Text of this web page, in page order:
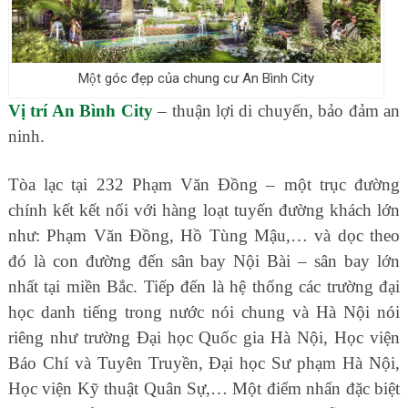
Một góc đẹp của chung cư An Bình City
Vị trí An Bình City– thuận lợi di chuyển, bảo đảm an
ninh.
Tòa lạc tại 232 Phạm Văn Đồng – một trục đường
chính kết kết nối với hàng loạt tuyến đường khách lớn
như: Phạm Văn Đồng, Hồ Tùng Mậu,… và dọc theo
đó là con đường đến sân bay Nội Bài – sân bay lớn
nhất tại miền Bắc. Tiếp đến là hệ thống các trường đại
học danh tiếng trong nước nói chung và Hà Nội nói
riêng như trường Đại học Quốc gia Hà Nội, Học viện
Báo Chí và Tuyên Truyền, Đại học Sư phạm Hà Nội,
Học viện Kỹ thuật Quân Sự,… Một điểm nhấn đặc biệt